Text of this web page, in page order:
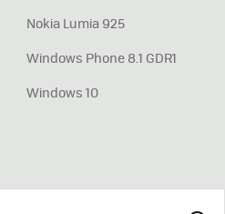
Nokia Lumia 925
Windows Phone 8.1 GDR1
Windows 10